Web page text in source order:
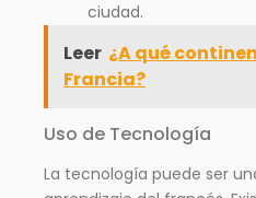
ciudad.
Leer ¿A qué
Francia?
Uso de Tecnología
La tecnología puede ser